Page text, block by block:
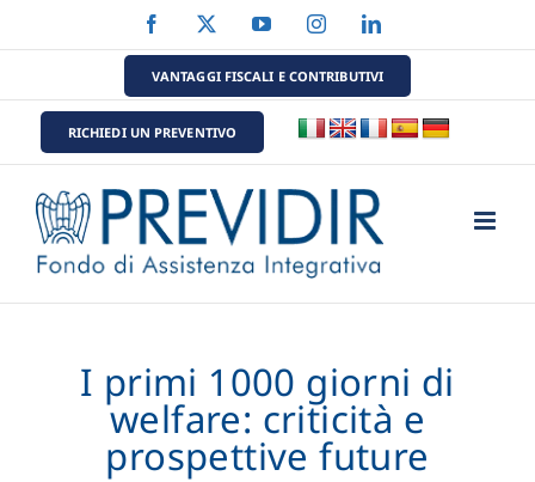
al
Facebook YouTubeInstagramLinkedIn
VANTAGGI FISCALI E CONTRIBUTIVI
RICHIEDI UN PREVENTIVO
I primi 1000 giorni di
welfare: criticità e
prospettive future